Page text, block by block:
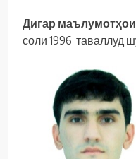
Дигар
соли 1996 таваллуд